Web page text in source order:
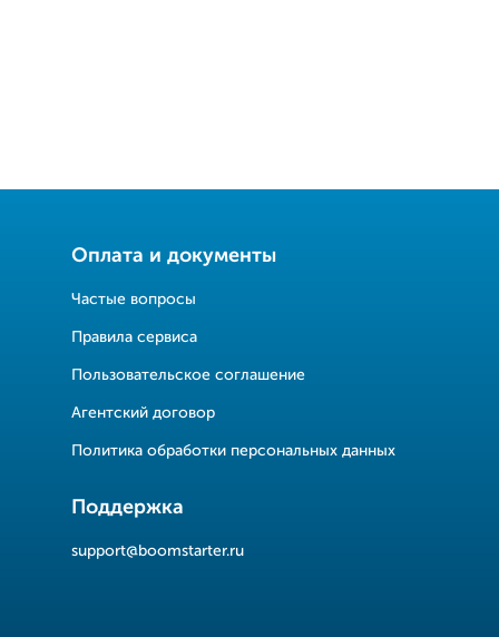
Оплата и документы
Частые вопросы
Правила сервиса
Пользовательское соглашение
Агентский договор
Политика обработки персональных данных
Поддержка
support@boomstarter.ru